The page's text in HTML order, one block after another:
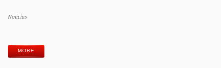
Categorias
Notícias
MORE